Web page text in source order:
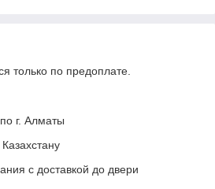
только по предоплате.
г. Алматы
с доставкой до двери